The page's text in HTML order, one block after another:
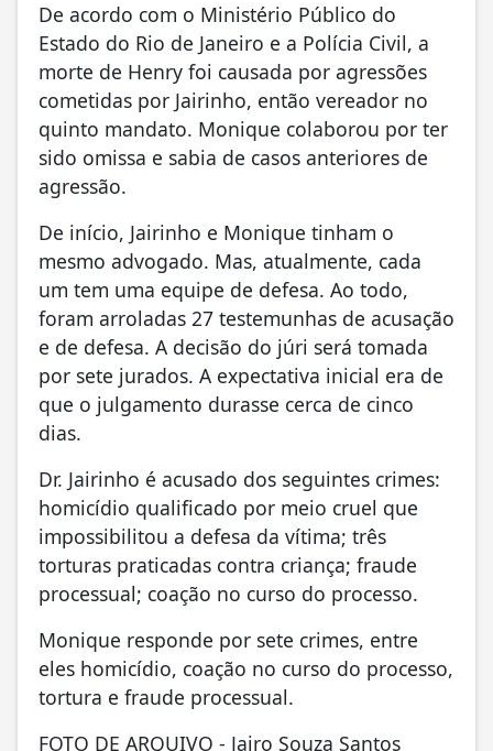
De acordo com o Ministério Público do
Estado do Rio de Janeiro e a Polícia Civil, a
morte de Henry foi causada por agressões
cometidas por Jairinho, então vereador no
quinto mandato. Monique colaborou por ter
sido omissa e sabia de casos anteriores de
agressão.
De início, Jairinho e Monique tinham o
mesmo advogado. Mas, atualmente, cada
um tem uma equipe de defesa. Ao todo,
foram arroladas 27 testemunhas de acusação
e de defesa. A decisão do júri será tomada
por sete jurados. A expectativa inicial era de
que o julgamento durasse cerca de cinco
dias.
Dr. Jairinho é acusado dos seguintes crimes:
homicídio qualificado por meio cruel que
impossibilitou a defesa da vítima; três
torturas praticadas contra criança; fraude
processual; coação no curso do processo.
Monique responde por sete crimes, entre
eles homicídio, coação no curso do processo,
tortura e fraude processual.
FOTO DE ARQUIVO - Jairo Souza Santos